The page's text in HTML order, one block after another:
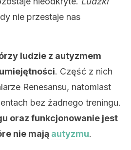
nie przestaje nas
ludzie z autyzmem
. Część z nich
Renesansu, natomiast
bez żadnego treningu.
oraz funkcjonowanie jest
nie mają autyzmu.